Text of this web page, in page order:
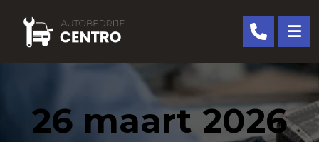
26 maart 2026